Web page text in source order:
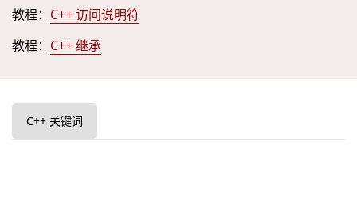
教程： C++ 访问说明符
教程： C++ 继承
C++ 关键词